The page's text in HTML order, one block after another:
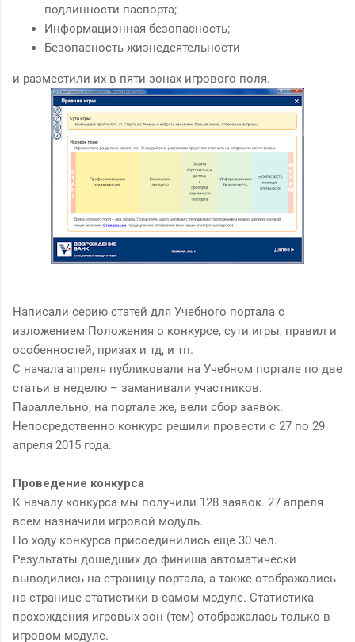
подлинности паспорта;
Информационная безопасность;
Безопасность жизнедеятельности
и разместили их в пяти зонах игрового поля.
Написали серию статей для Учебного портала с
изложением Положения о конкурсе, сути игры, правил и
особенностей, призах и тд, и тп.
С начала апреля публиковали на Учебном портале по две
статьи в неделю – заманивали участников.
Параллельно, на портале же, вели сбор заявок.
Непосредственно конкурс решили провести с 27 по 29
апреля 2015 года.
Проведение конкурса
К началу конкурса мы получили 128 заявок. 27 апреля
всем назначили игровой модуль.
По ходу конкурса присоединились еще 30 чел.
Результаты дошедших до финиша автоматически
выводились на страницу портала, а также отображались
на странице статистики в самом модуле. Статистика
прохождения игровых зон (тем) отображалась только в
игровом модуле.